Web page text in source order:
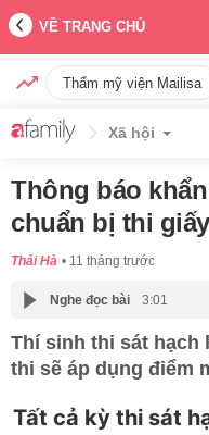
VỀ TRANG CHỦ
Thẩm mỹ viện Mailisa
Xã hội
Thông báo
chuẩn bị thi
Thái Hà 11 tháng trước
Nghe đọc bài 3:01
Thí sinh thi sát hạch
thi sẽ áp dụng điểm
Tất cả kỳ thi sát